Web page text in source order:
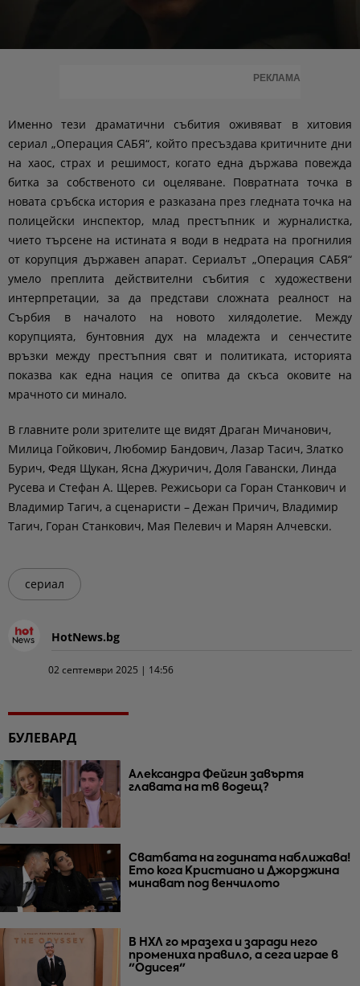
РЕКЛАМА
Именно тези драматични събития оживяват в хитовия
сериал „Операция САБЯ“, който пресъздава критичните дни
на хаос, страх и решимост, когато една държава повежда
битка за собственото си оцеляване. Повратната точка в
новата сръбска история е разказана през гледната точка на
полицейски инспектор, млад престъпник и журналистка,
чието търсене на истината я води в недрата на прогнилия
от корупция държавен апарат. Сериалът „Операция САБЯ“
умело преплита действителни събития с художествени
интерпретации, за да представи сложната реалност на
Сърбия в началото на новото хилядолетие. Между
корупцията, бунтовния дух на младежта и сенчестите
връзки между престъпния свят и политиката, историята
показва как една нация се опитва да скъса оковите на
мрачното си минало.
В главните роли зрителите ще видят Драган Мичанович,
Милица Гойкович, Любомир Бандович, Лазар Тасич, Златко
Бурич, Федя Щукан, Ясна Джуричич, Доля Гавански, Линда
Русева и Стефан А. Щерев. Режисьори са Горан Станкович и
Владимир Тагич, а сценаристи – Дежан Причич, Владимир
Тагич, Горан Станкович, Мая Пелевич и Марян Алчевски.
сериал
HotNews.bg
02 септември 2025 | 14:56
БУЛЕВАРД
Александра Фейгин завъртя
главата на тв водещ?
Сватбата на годината наближава!
Ето кога Кристиано и Джорджина
минават под венчилото
В НХЛ го мразеха и заради него
промениха правило, а сега играе в
"Одисея"